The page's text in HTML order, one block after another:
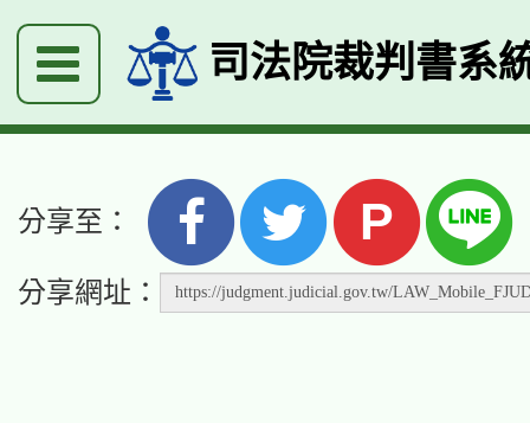
司法院裁判書系
分享至： P
分享網址：